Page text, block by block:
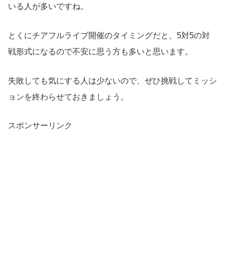
いる人が多いですね。
とくにチアフルライブ開催のタイミングだと、5対5の対
戦形式になるので不安に思う方も多いと思います。
失敗しても気にする人は少ないので、ぜひ挑戦してミッシ
ョンを終わらせておきましょう。
スポンサーリンク